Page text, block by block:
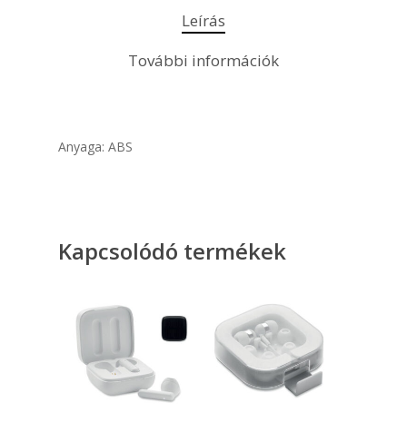
Leírás
További információk
Anyaga: ABS
Kapcsolódó termékek